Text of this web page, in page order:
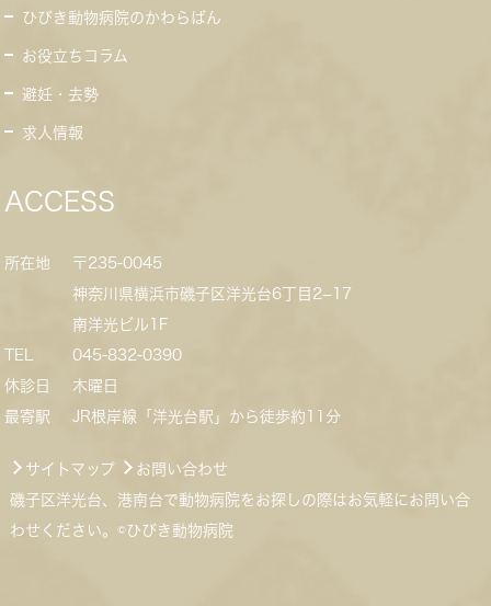
ひびき動物病院のかわらばん
お役立ちコラム
避妊・去勢
求人情報
ACCESS
所在地
〒235-0045
神奈川県横浜市磯子区洋光台6丁目2−17
南洋光ビル1F
TEL
045-832-0390
休診日
木曜日
最寄駅
JR根岸線「洋光台駅」から徒歩約11分
サイトマップ
お問い合わせ
磯子区洋光台、港南台で動物病院をお探しの際はお気軽にお問い合
わせください。©ひびき動物病院